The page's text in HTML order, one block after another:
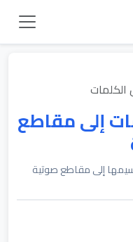
الكلمات
إلى مقاطع
إلى مقاطع صوتية